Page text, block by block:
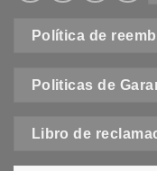
Política de
Politicas de
Libro de